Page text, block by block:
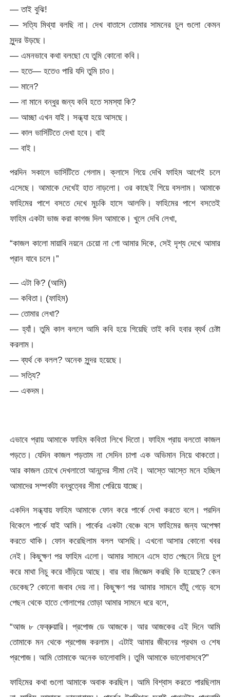
— তাই বুঝি!
— সত্যি মিথ্যা বলছি না। দেখ বাতাসে তোমার সামনের চুল গুলো কেমন
সুন্দর উড়ছে।
— এমনভাবে কথা বলছো যে তুমি কোনো কবি।
— হতে— হতেও পারি যদি তুমি চাও।
— মানে?
— না মানে বন্ধুর জন্য কবি হতে সমস্যা কি?
— আচ্ছা এখন যাই। সন্ধ্যা হয়ে আসছে।
— কাল ভার্সিটিতে দেখা হবে। বাই
— বাই।
পরদিন সকালে ভার্সিটিতে গেলাম। ক্লাসে গিয়ে দেখি ফাহিম আগেই চলে
এসেছে। আমাকে দেখেই হাত নাড়লো। ওর কাছেই গিয়ে বসলাম। আমাকে
ফাহিমের পাশে বসতে দেখে মুচকি হাসে আলফি। ফাহিমের পাশে বসতেই
ফাহিম একটা ভাজ করা কাগজ দিল আমাকে। খুলে দেখি লেখা,
“কাজল কালো মায়াবি নয়নে চেয়ো না গো আমার দিকে, সেই দৃশ্য দেখে আমার
প্রান যাবে চলে।”
— এটা কি? (আমি)
— কবিতা। (ফাহিম)
— তোমার লেখা?
— হ্যাঁ। তুমি কাল বললে আমি কবি হয়ে গিয়েছি তাই কবি হবার ব্যর্থ চেষ্টা
করলাম।
— ব্যর্থ কে বলল? অনেক সুন্দর হয়েছে।
— সত্যি?
— একদম।
এভাবে প্রায় আমাকে ফাহিম কবিতা লিখে দিতো। ফাহিম প্রায় বলতো কাজল
পড়তে। যেদিন কাজল পড়তাম না সেদিন চাপা এক অভিমান নিয়ে থাকতো।
আর কাজল চোখে দেখলাতো আনন্দের সীমা নেই। আস্তে আস্তে মনে হচ্ছিল
আমাদের সম্পর্কটা বন্ধুত্বের সীমা পেরিয়ে যাচ্ছে।
একদিন সন্ধ্যায় ফাহিম আমাকে ফোন করে পার্কে দেখা করতে বলে। পরদিন
বিকেলে পার্কে যাই আমি। পার্কের একটা বেঞ্চে বসে ফাহিমের জন্য অপেক্ষা
করতে থাকি। ফোন করেছিলাম বলল আসছি। এখনো আসার কোনো খবর
নেই। কিছুক্ষণ পর ফাহিম এলো। আমার সামনে এসে হাত পেছনে নিয়ে চুপ
করে মাথা নিচু করে দাঁড়িয়ে আছে। বার বার জিজ্ঞেস করছি কি হয়েছে? কেন
ডেকেছ? কোনো জবাব দেয় না। কিছুক্ষণ পর আমার সামনে হাঁটু গেড়ে বসে
পেছন থেকে হাতে গোলাপের তোড়া আমার সামনে ধরে বলে,
“আজ ৮ ফেব্রুয়ারি। প্রপোজ ডে আজকে। আর আজকের এই দিনে আমি
তোমাকে মন থেকে প্রপোজ করলাম। এটাই আমার জীবনের প্রথম ও শেষ
প্রপোজ। আমি তোমাকে অনেক ভালোবাসি। তুমি আমাকে ভালোবাসবে?”
ফাহিমের কথা গুলো আমাকে অবাক করছিল। আমি বিশ্বাস করতে পারছিলাম